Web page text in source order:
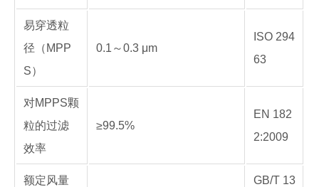
易穿透粒
径（MPP
S）
0.1～0.3 μm
ISO 294
63
对MPPS颗
粒的过滤
效率
≥99.5%
EN 182
2:2009
额定风量
GB/T 13